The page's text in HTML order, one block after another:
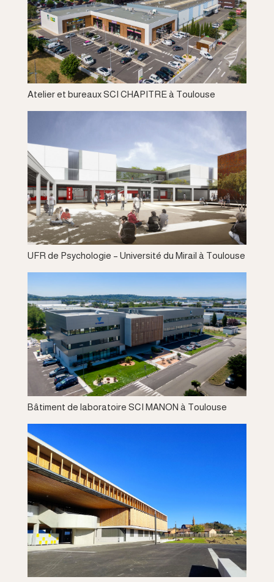
Atelier et bureaux SCI CHAPITRE à Toulouse
UFR de Psychologie – Université du Mirail à Toulouse
Bâtiment de laboratoire SCI MANON à Toulouse